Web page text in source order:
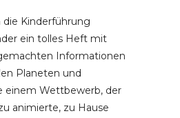
die Kinderführung
ein tolles Heft mit
Informationen
Planeten und
einem Wettbewerb, der
animierte, zu Hause